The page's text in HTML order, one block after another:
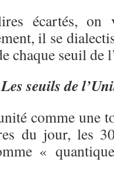
écartés,
il se
chaque seuil de
Les seuils de
comme une
du jour, les
«